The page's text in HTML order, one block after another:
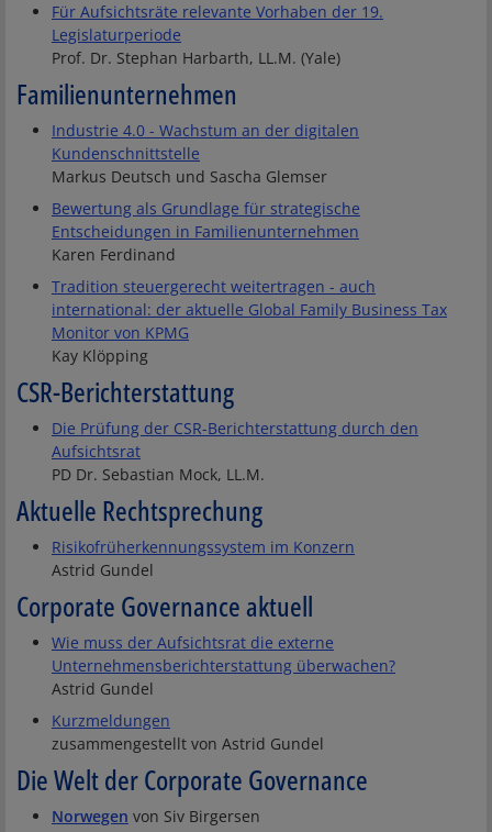
Für Aufsichtsräte relevante Vorhaben der 19.
Legislaturperiode
Prof. Dr. Stephan Harbarth, LL.M. (Yale)
Familienunternehmen
Industrie 4.0 - Wachstum an der digitalen
Kundenschnittstelle
Markus Deutsch und Sascha Glemser
Bewertung als Grundlage für strategische
Entscheidungen in Familienunternehmen
Karen Ferdinand
Tradition steuergerecht weitertragen - auch
international: der aktuelle Global Family Business Tax
Monitor von KPMG
Kay Klöpping
CSR-Berichterstattung
Die Prüfung der CSR-Berichterstattung durch den
Aufsichtsrat
PD Dr. Sebastian Mock, LL.M.
Aktuelle Rechtsprechung
Risikofrüherkennungssystem im Konzern
Astrid Gundel
Corporate Governance aktuell
Wie muss der Aufsichtsrat die externe
Unternehmensberichterstattung überwachen?
Astrid Gundel
Kurzmeldungen
zusammengestellt von Astrid Gundel
Die Welt der Corporate Governance
Norwegen von Siv Birgersen